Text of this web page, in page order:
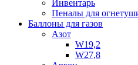
Инвентарь
Пеналы для
Баллоны для газов
Азот
W19,2
W27,8